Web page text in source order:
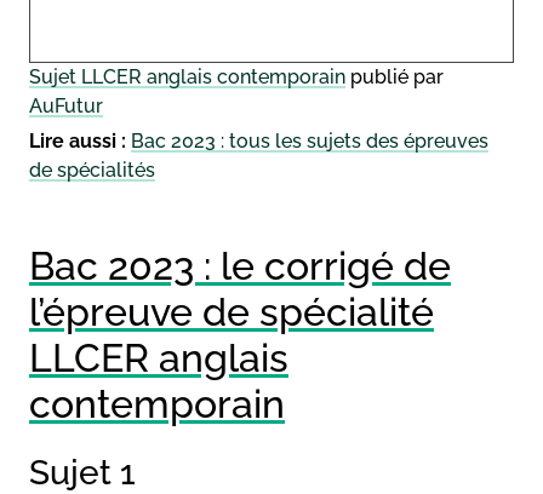
Sujet LLCER anglais contemporain publié par
AuFutur
Lire aussi : Bac 2023 : tous les sujets des épreuves
de spécialités
Bac 2023 : le corrigé de
l’épreuve de spécialité
LLCER anglais
contemporain
Sujet 1